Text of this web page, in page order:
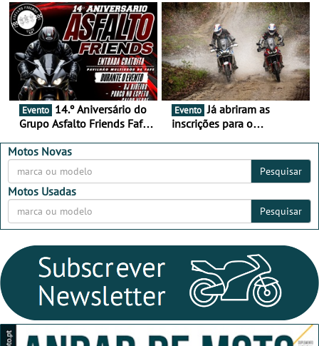
16 de agosto
duas rodas invade o Baixo
Alentejo
Evento
Grupo Asfalto Friends Fafe,
2026
Evento Já abriram as
inscrições para o
Motos Novas
Pesquisar
Motos Usadas
Pesquisar